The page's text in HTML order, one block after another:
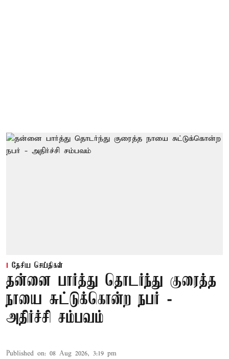
தேசிய செய்திகள்
தன்னை பார்த்து தொடர்ந்து குரைத்த
நாயை சுட்டுக்கொன்ற நபர் -
அதிர்ச்சி சம்பவம்
Published on: 08 Aug 2026, 3:19 pm